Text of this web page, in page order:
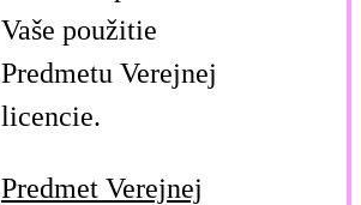
Vaše použitie
Predmetu Verejnej
licencie.
Predmet Verejnej